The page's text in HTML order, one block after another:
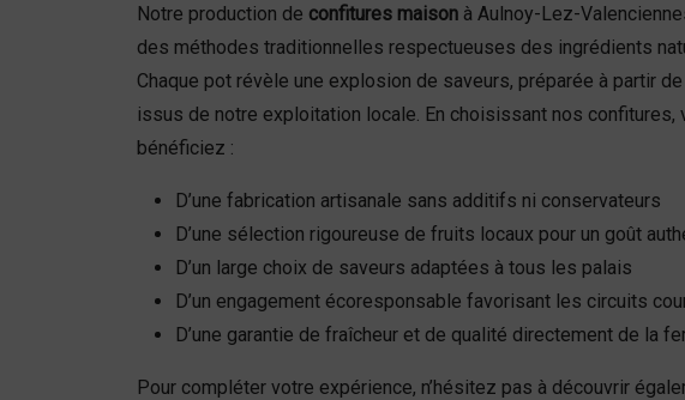
Notre production de confitures maison à Aulnoy-Lez-
des méthodes traditionnelles respectueuses des ingrédients
Chaque pot révèle une explosion de saveurs, préparée à partir
issus de notre exploitation locale. En choisissant nos confitures,
bénéficiez :
D’une fabrication artisanale sans additifs ni conservateurs
D’une sélection rigoureuse de fruits locaux pour un goût
D’un large choix de saveurs adaptées à tous les palais
D’un engagement écoresponsable favorisant les circuits
D’une garantie de fraîcheur et de qualité directement de la
Pour compléter votre expérience, n’hésitez pas à découvrir